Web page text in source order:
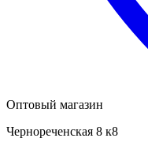
Оптовый магазин
Чернореченская 8 к8